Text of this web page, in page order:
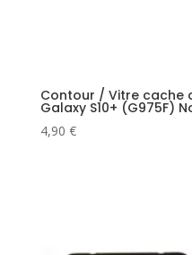
Contour / Vitre cache
Galaxy S10+ (G975F)
4,90 €